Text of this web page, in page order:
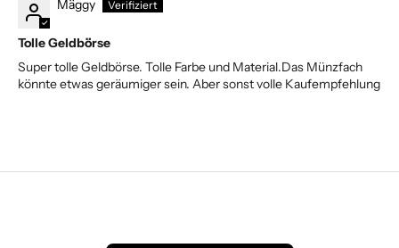
Mäggy
Tolle Geldbörse
Super tolle Geldbörse. Tolle Farbe und Material.Das Münzfach
könnte etwas geräumiger sein. Aber sonst volle Kaufempfehlung